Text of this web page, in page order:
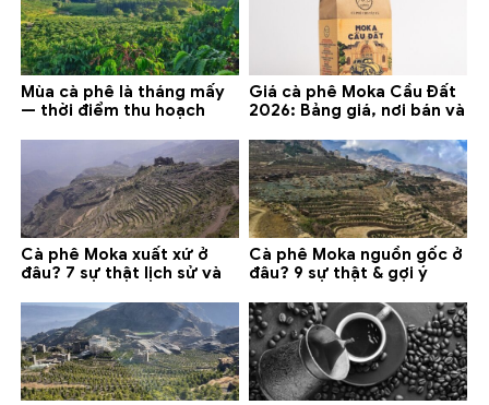
Mùa cà phê là tháng mấy
— thời điểm thu hoạch
Giá cà phê Moka Cầu Đất
2026: Bảng giá, nơi bán và
Cà phê Moka xuất xứ ở
đâu? 7 sự thật lịch sử và
Cà phê Moka nguồn gốc ở
đâu? 9 sự thật & gợi ý